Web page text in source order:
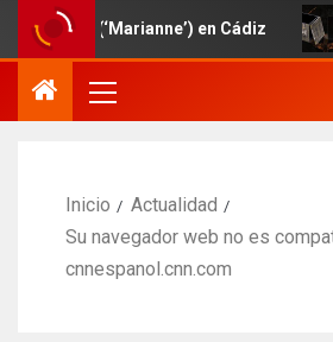
(‘Marianne’) en Cádiz
Inicio
Actualidad
Su navegador web no es
cnnespanol.cnn.com